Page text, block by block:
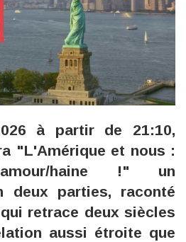
à partir de 21:10,
"L'Amérique et nous :
haine !" un
deux parties, raconté
retrace deux siècles
aussi étroite que